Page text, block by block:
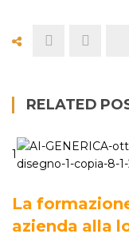
RELATED
1
La
azienda alla